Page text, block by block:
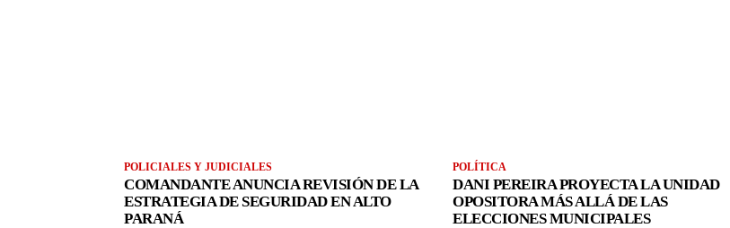
POLICIALES Y JUDICIALES
COMANDANTE ANUNCIA REVISIÓN DE LA
ESTRATEGIA DE SEGURIDAD EN ALTO
PARANÁ
POLÍTICA
DANI PEREIRA PROYECTA LA UNIDAD
OPOSITORA MÁS ALLÁ DE LAS
ELECCIONES MUNICIPALES